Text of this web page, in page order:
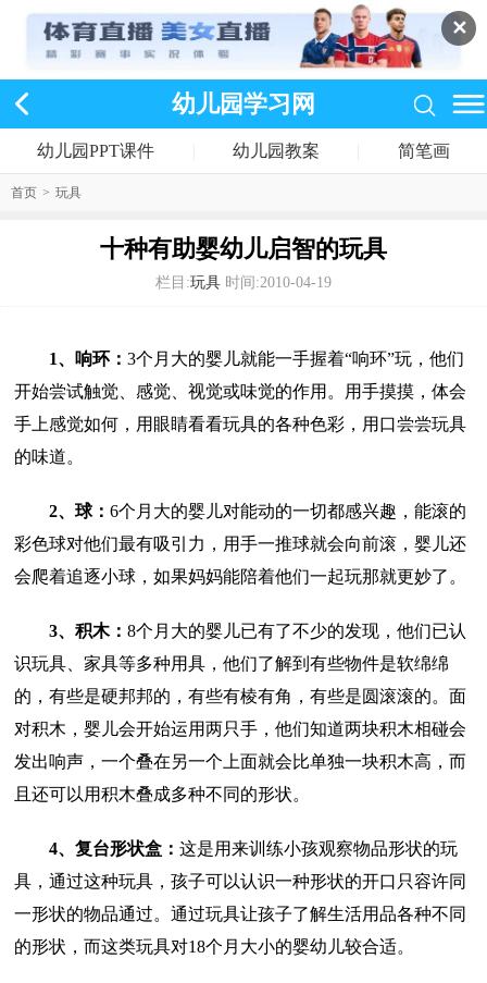
✕
幼儿园学习网
幼儿园PPT课件 幼儿园教案 简笔画
首页 > 玩具
十种有助婴幼儿启智的玩具
栏目:玩具 时间:2010-04-19
1、响环： 3个月大的婴儿就能一手握着“响环”玩，他们
开始尝试触觉、感觉、视觉或味觉的作用。用手摸摸，体会
手上感觉如何，用眼睛看看玩具的各种色彩，用口尝尝玩具
的味道。
2、球： 6个月大的婴儿对能动的一切都感兴趣，能滚的
彩色球对他们最有吸引力，用手一推球就会向前滚，婴儿还
会爬着追逐小球，如果妈妈能陪着他们一起玩那就更妙了。
3、积木： 8个月大的婴儿已有了不少的发现，他们已认
识玩具、家具等多种用具，他们了解到有些物件是软绵绵
的，有些是硬邦邦的，有些有棱有角，有些是圆滚滚的。面
对积木，婴儿会开始运用两只手，他们知道两块积木相碰会
发出响声，一个叠在另一个上面就会比单独一块积木高，而
且还可以用积木叠成多种不同的形状。
4、复台形状盒： 这是用来训练小孩观察物品形状的玩
具，通过这种玩具，孩子可以认识一种形状的开口只容许同
一形状的物品通过。通过玩具让孩子了解生活用品各种不同
的形状，而这类玩具对18个月大小的婴幼儿较合适。